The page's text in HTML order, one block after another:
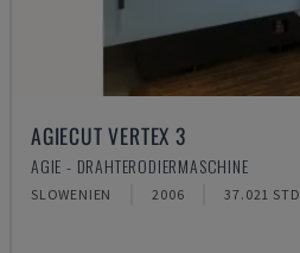
AGIECUT VERTEX 3
AGIE - DRAHTERODIERMASCHINE
SLOWENIEN 2006 37.021 STD